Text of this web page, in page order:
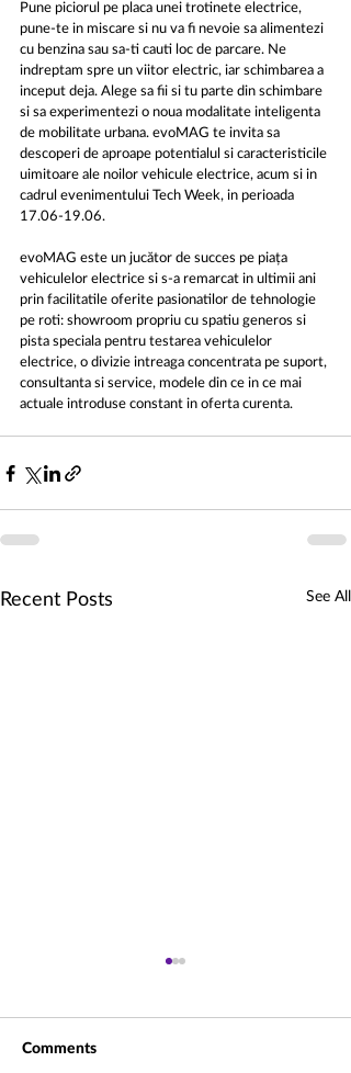
Pune piciorul pe placa unei trotinete electrice,
pune-te in miscare si nu va fi nevoie sa alimentezi
cu benzina sau sa-ti cauti loc de parcare. Ne
indreptam spre un viitor electric, iar schimbarea a
inceput deja. Alege sa fii si tu parte din schimbare
si sa experimentezi o noua modalitate inteligenta
de mobilitate urbana. evoMAG te invita sa
descoperi de aproape potentialul si caracteristicile
uimitoare ale noilor vehicule electrice, acum si in
cadrul evenimentului Tech Week, in perioada
17.06-19.06.
evoMAG este un jucător de succes pe piața
vehiculelor electrice si s-a remarcat in ultimii ani
prin facilitatile oferite pasionatilor de tehnologie
pe roti: showroom propriu cu spatiu generos si
pista speciala pentru testarea vehiculelor
electrice, o divizie intreaga concentrata pe suport,
consultanta si service, modele din ce in ce mai
actuale introduse constant in oferta curenta.
Recent Posts See All
Comments